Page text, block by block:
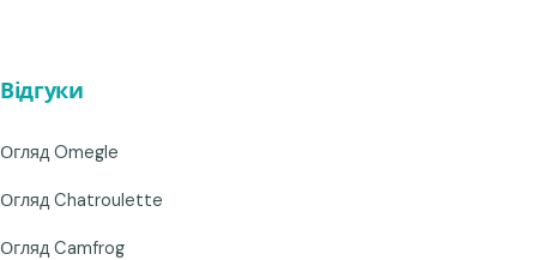
Відгуки
Огляд Omegle
Огляд Chatroulette
Огляд Camfrog